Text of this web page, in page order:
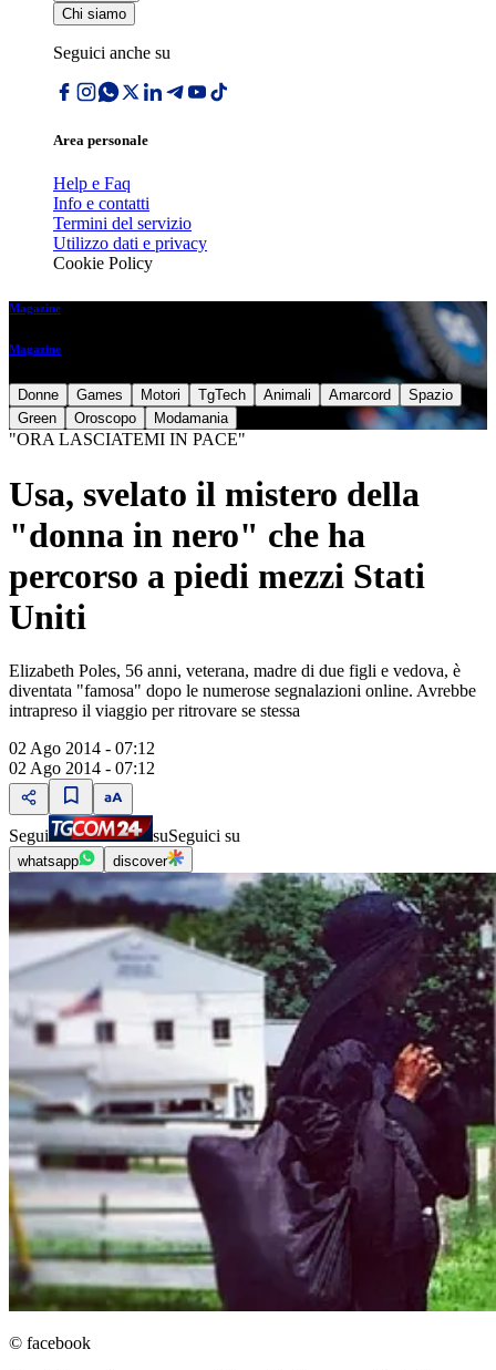
Chi siamo
Seguici anche su
Area personale
Help e Faq
Info e contatti
Termini del servizio
Utilizzo dati e privacy
Cookie Policy
Magazine
Magazine
Donne Games Motori TgTech Animali Amarcord
Spazio
Green
Oroscopo Modamania
"ORA LASCIATEMI IN PACE"
Usa, svelato il mistero della
"donna in nero" che ha
percorso a piedi mezzi Stati
Uniti
Elizabeth Poles, 56 anni, veterana, madre di due figli e vedova, è
diventata "famosa" dopo le numerose segnalazioni online. Avrebbe
intrapreso il viaggio per ritrovare se stessa
02 Ago 2014 - 07:12
02 Ago 2014 - 07:12
Segui suSeguici su
whatsapp discover
© facebook